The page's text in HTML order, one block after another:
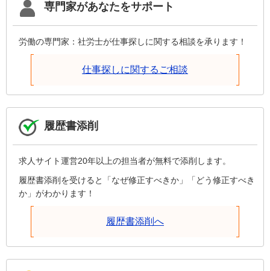
専門家があなたをサポート
労働の専門家：社労士が仕事探しに関する相談を承ります！
仕事探しに関するご相談
履歴書添削
求人サイト運営20年以上の担当者が無料で添削します。
履歴書添削を受けると「なぜ修正すべきか」「どう修正すべき
か」がわかります！
履歴書添削へ